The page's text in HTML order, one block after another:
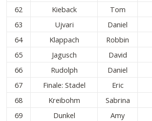
62
Kieback Tom
63
Ujvari Daniel
64
Klappach Robbin
65
Jagusch David
66
Rudolph Daniel
67
Finale: Stadel Eric
68
Kreibohm Sabrina
69
Dunkel Amy